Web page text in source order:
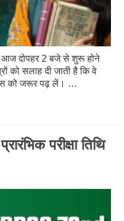
आज दोपहर 2 बजे से शुरू होने
को सलाह दी जाती है कि वे
को जरूर पढ़ लें। …
परीक्षा तिथि